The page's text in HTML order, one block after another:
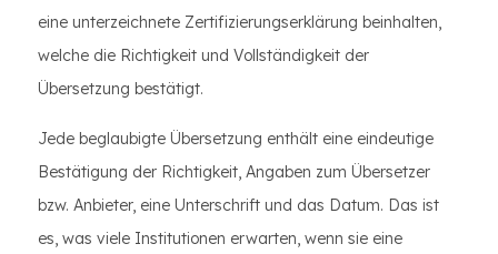
eine unterzeichnete Zertifizierungserklärung beinhalten,
welche die Richtigkeit und Vollständigkeit der
Übersetzung bestätigt.
Jede beglaubigte Übersetzung enthält eine eindeutige
Bestätigung der Richtigkeit, Angaben zum Übersetzer
bzw. Anbieter, eine Unterschrift und das Datum. Das ist
es, was viele Institutionen erwarten, wenn sie eine